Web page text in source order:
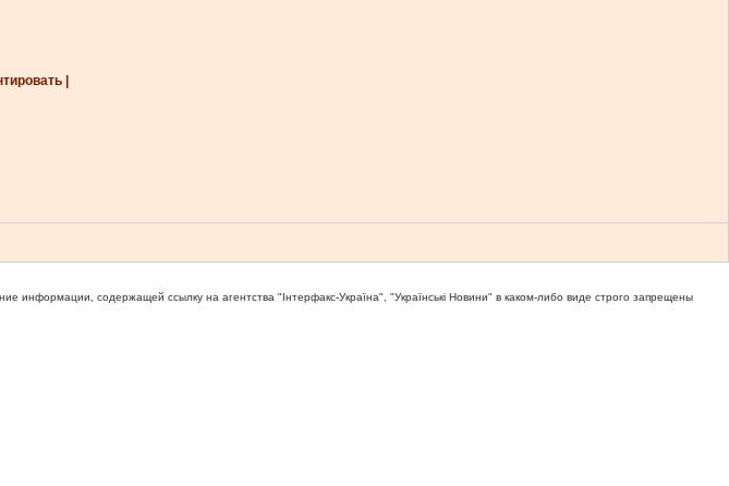
|
информации, содержащей ссылку на агентства "Iнтерфакс-Україна", "Українськi Новини" в каком-либо виде строго запрещены